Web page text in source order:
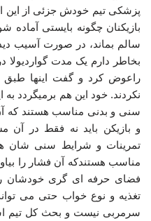
پزشکی تیم خودش جزئی از این
بازیکنان چگونه بایستی آماده
سالم بماند، در صورت آسیب
بخاطر دارم یک مدت گواردیولا
راعوض کرد و گفت اینها طبق
نکردند. خود این هم برمیگردد به
سنی و بدنی مناسب هستند که
و بازیکن باید نه فقط در آن
تمرینات و شرایط سنی شان هم
مناسب هستندکه آن فشار را
فضای حرفه ای گری خودشان
تغذیه و نوع خواب حتی می
سرمربی نیست و بحث کل تیم